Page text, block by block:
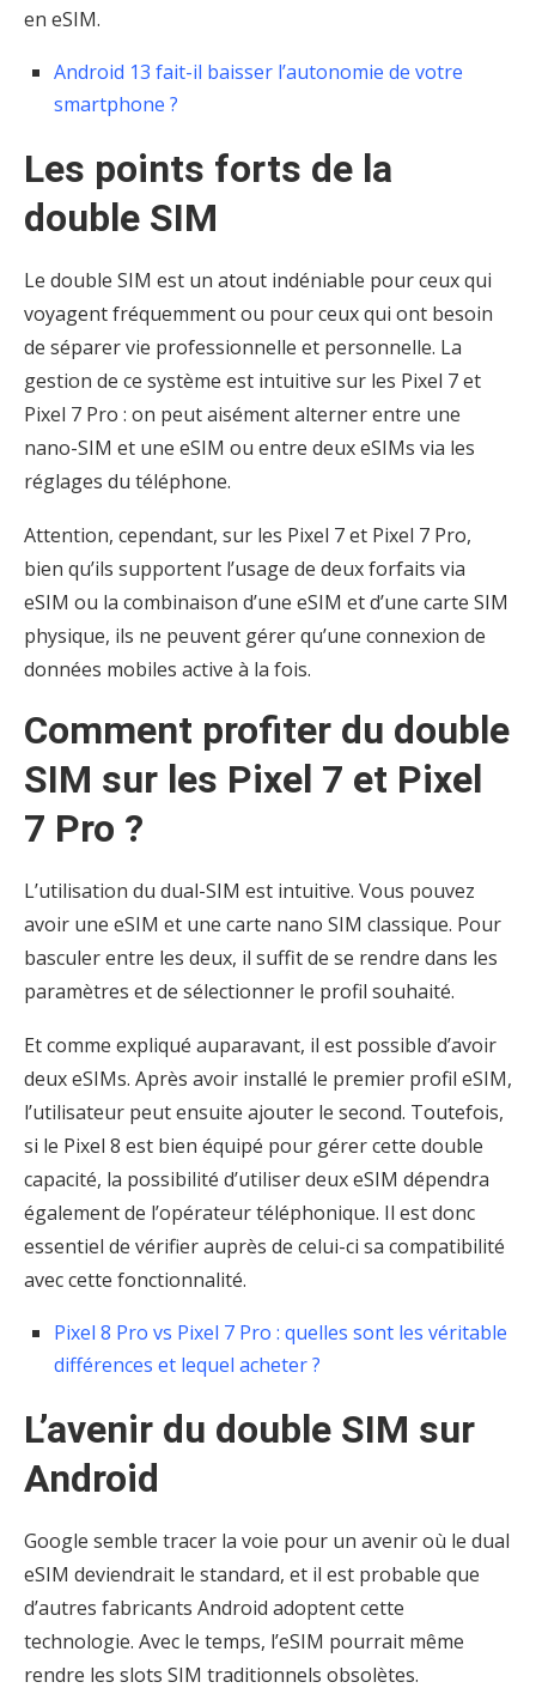
en eSIM.
Android 13 fait-il baisser l’autonomie de votre
smartphone ?
Les points forts de la
double SIM
Le double SIM est un atout indéniable pour ceux qui
voyagent fréquemment ou pour ceux qui ont besoin
de séparer vie professionnelle et personnelle. La
gestion de ce système est intuitive sur les Pixel 7 et
Pixel 7 Pro : on peut aisément alterner entre une
nano-SIM et une eSIM ou entre deux eSIMs via les
réglages du téléphone.
Attention, cependant, sur les Pixel 7 et Pixel 7 Pro,
bien qu’ils supportent l’usage de deux forfaits via
eSIM ou la combinaison d’une eSIM et d’une carte SIM
physique, ils ne peuvent gérer qu’une connexion de
données mobiles active à la fois.
Comment profiter du double
SIM sur les Pixel 7 et Pixel
7 Pro ?
L’utilisation du dual-SIM est intuitive. Vous pouvez
avoir une eSIM et une carte nano SIM classique. Pour
basculer entre les deux, il suffit de se rendre dans les
paramètres et de sélectionner le profil souhaité.
Et comme expliqué auparavant, il est possible d’avoir
deux eSIMs. Après avoir installé le premier profil eSIM,
l’utilisateur peut ensuite ajouter le second. Toutefois,
si le Pixel 8 est bien équipé pour gérer cette double
capacité, la possibilité d’utiliser deux eSIM dépendra
également de l’opérateur téléphonique. Il est donc
essentiel de vérifier auprès de celui-ci sa compatibilité
avec cette fonctionnalité.
Pixel 8 Pro vs Pixel 7 Pro : quelles sont les véritable
différences et lequel acheter ?
L’avenir du double SIM sur
Android
Google semble tracer la voie pour un avenir où le dual
eSIM deviendrait le standard, et il est probable que
d’autres fabricants Android adoptent cette
technologie. Avec le temps, l’eSIM pourrait même
rendre les slots SIM traditionnels obsolètes.